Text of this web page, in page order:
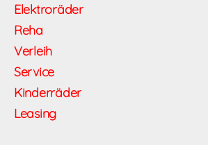
Elektroräder
Reha
Verleih
Service
Kinderräder
Leasing